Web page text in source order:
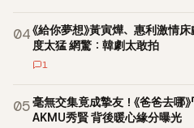
04《給你夢想》黃寅燁、惠利激情
度太猛 網驚：韓劇太敢拍
1
05毫無交集竟成摯友！《爸爸去哪》
AKMU秀賢 背後暖心緣分曝光